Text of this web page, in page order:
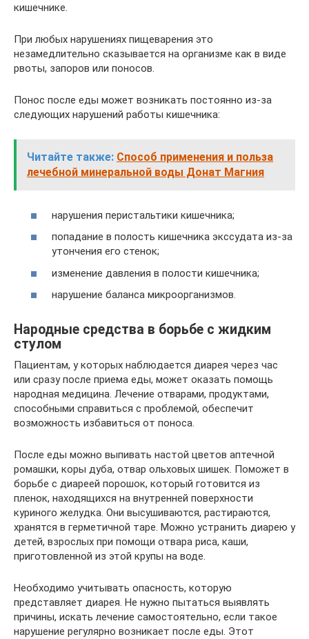
кишечнике.
При любых нарушениях пищеварения это
незамедлительно сказывается на организме как в виде
рвоты, запоров или поносов.
Понос после еды может возникать постоянно из-за
следующих нарушений работы кишечника:
Читайте также: Способ применения и польза
лечебной минеральной воды Донат Магния
нарушения перистальтики кишечника;
попадание в полость кишечника экссудата из-за
утончения его стенок;
изменение давления в полости кишечника;
нарушение баланса микроорганизмов.
Народные средства в борьбе с жидким
стулом
Пациентам, у которых наблюдается диарея через час
или сразу после приема еды, может оказать помощь
народная медицина. Лечение отварами, продуктами,
способными справиться с проблемой, обеспечит
возможность избавиться от поноса.
После еды можно выпивать настой цветов аптечной
ромашки, коры дуба, отвар ольховых шишек. Поможет в
борьбе с диареей порошок, который готовится из
пленок, находящихся на внутренней поверхности
куриного желудка. Они высушиваются, растираются,
хранятся в герметичной таре. Можно устранить диарею у
детей, взрослых при помощи отвара риса, каши,
приготовленной из этой крупы на воде.
Необходимо учитывать опасность, которую
представляет диарея. Не нужно пытаться выявлять
причины, искать лечение самостоятельно, если такое
нарушение регулярно возникает после еды. Этот